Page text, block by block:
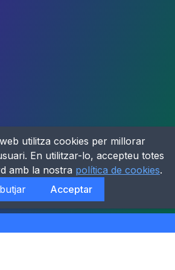
utilitza cookies per millorar
En utilitzar-lo, accepteu totes
amb la nostra política de cookies.
Acceptar